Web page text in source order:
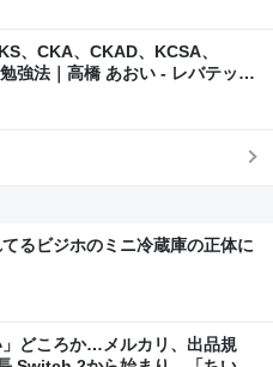
、CKA、CKAD、KCSA、
強法｜高橋 あおい - レバテック
るビジホのミニ冷蔵庫の正体に
」どころか…メルカリ、出品規